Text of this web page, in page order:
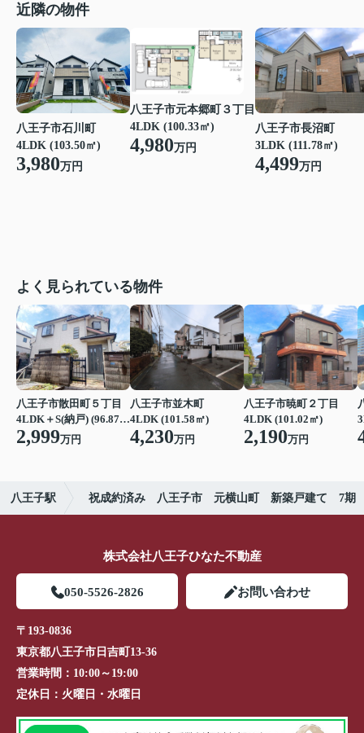
近隣の物件
八王子市石川町
4LDK (103.50㎡)
3,980万円
八王子市元本郷町３丁目
4LDK (100.33㎡)
4,980万円
八王子市長沼町
3LDK (111.78㎡)
4,499万円
よく見られている物件
八王子市散田町５丁目
4LDK＋S(納戸) (96.87㎡)
2,999万円
八王子市並木町
4LDK (101.58㎡)
4,230万円
八王子市暁町２丁目
4LDK (101.02㎡)
2,190万円
八王子駅 祝成約済み 八王子市 元横山町 新築戸建て 7期
株式会社八王子ひなた不動産
050-5526-2826 お問い合わせ
〒193-0836
東京都八王子市日吉町13-36
営業時間： 10:00～19:00
定休日： 火曜日・水曜日